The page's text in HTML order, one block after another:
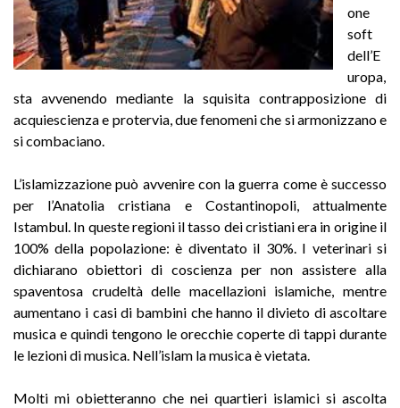
one
soft
dell’E
uropa,
sta avvenendo mediante la squisita contrapposizione di
acquiescienza e protervia, due fenomeni che si armonizzano e
si combaciano.
L’islamizzazione può avvenire con la guerra come è successo
per l’Anatolia cristiana e Costantinopoli, attualmente
Istambul. In queste regioni il tasso dei cristiani era in origine il
100% della popolazione: è diventato il 30%. I veterinari si
dichiarano obiettori di coscienza per non assistere alla
spaventosa crudeltà delle macellazioni islamiche, mentre
aumentano i casi di bambini che hanno il divieto di ascoltare
musica e quindi tengono le orecchie coperte di tappi durante
le lezioni di musica. Nell’islam la musica è vietata.
Molti mi obietteranno che nei quartieri islamici si ascolta